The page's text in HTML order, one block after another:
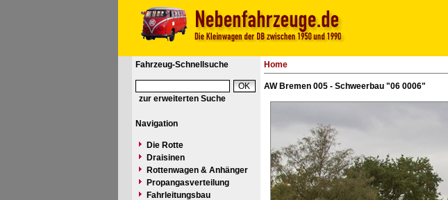
Fahrzeug-Schnellsuche
zur erweiterten Suche
Navigation
Die Rotte
Draisinen
Rottenwagen & Anhänger
Propangasverteilung
Fahrleitungsbau
Home
AW Bremen 005 - Schweerbau "06 0006"